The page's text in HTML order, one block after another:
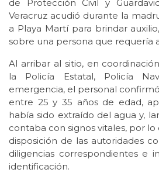
de Protección Civil y
Veracruz acudió durante la
a Playa Martí para brindar
sobre una persona que requería
Al arribar al sitio, en
la Policía Estatal, Policía
emergencia, el personal
entre 25 y 35 años de edad,
había sido extraído del agua y,
contaba con signos vitales, por
disposición de las autoridades
diligencias correspondientes e
identificación.